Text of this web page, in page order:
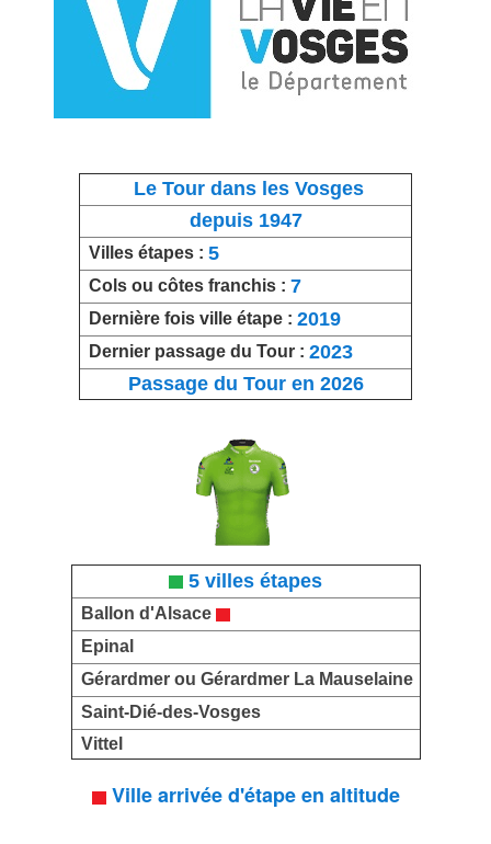
Le Tour dans les Vosges
depuis 1947
Villes étapes : 5
Cols ou côtes franchis : 7
Dernière fois ville étape : 2019
Dernier passage du Tour : 2023
Passage du Tour en 2026
5 villes étapes
Ballon d'Alsace
Epinal
Gérardmer ou Gérardmer La Mauselaine
Saint-Dié-des-Vosges
Vittel
Ville arrivée d'étape en altitude